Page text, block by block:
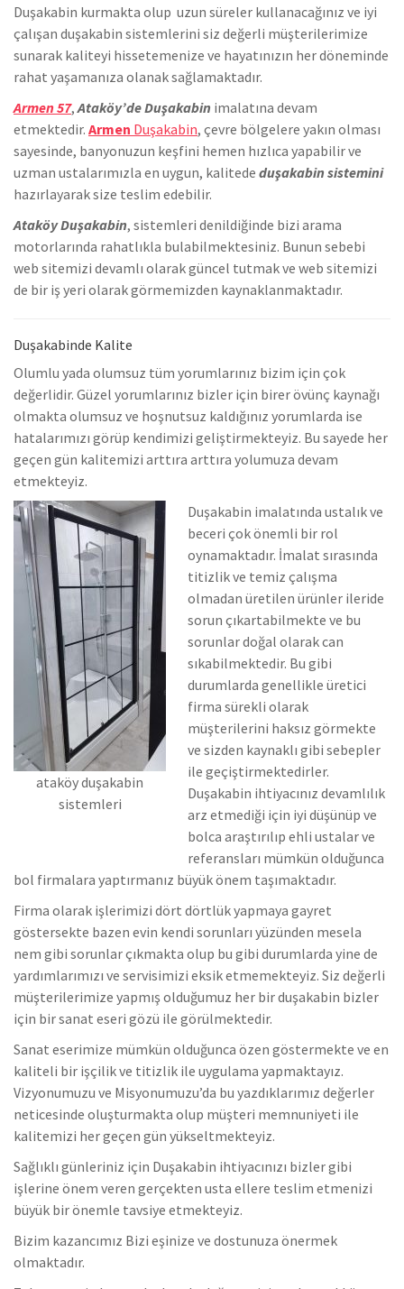
Duşakabin kurmakta olup uzun süreler kullanacağınız ve iyi
çalışan duşakabin sistemlerini siz değerli müşterilerimize
sunarak kaliteyi hissetemenize ve hayatınızın her döneminde
rahat yaşamanıza olanak sağlamaktadır.
Armen 57,Ataköy’deDuşakabin imalatına devam
etmektedir. Armen Duşakabin, çevre bölgelere yakın olması
sayesinde, banyonuzun keşfini hemen hızlıca yapabilir ve
uzman ustalarımızla en uygun, kalitede duşakabin sistemini
hazırlayarak size teslim edebilir.
Ataköy Duşakabin, sistemleri denildiğinde bizi arama
motorlarında rahatlıkla bulabilmektesiniz. Bunun sebebi
web sitemizi devamlı olarak güncel tutmak ve web sitemizi
de bir iş yeri olarak görmemizden kaynaklanmaktadır.
Duşakabinde Kalite
Olumlu yada olumsuz tüm yorumlarınız bizim için çok
değerlidir. Güzel yorumlarınız bizler için birer övünç kaynağı
olmakta olumsuz ve hoşnutsuz kaldığınız yorumlarda ise
hatalarımızı görüp kendimizi geliştirmekteyiz. Bu sayede her
geçen gün kalitemizi arttıra arttıra yolumuza devam
etmekteyiz.
ataköy duşakabin
sistemleri
Duşakabin imalatında ustalık ve
beceri çok önemli bir rol
oynamaktadır. İmalat sırasında
titizlik ve temiz çalışma
olmadan üretilen ürünler ileride
sorun çıkartabilmekte ve bu
sorunlar doğal olarak can
sıkabilmektedir. Bu gibi
durumlarda genellikle üretici
firma sürekli olarak
müşterilerini haksız görmekte
ve sizden kaynaklı gibi sebepler
ile geçiştirmektedirler.
Duşakabin ihtiyacınız devamlılık
arz etmediği için iyi düşünüp ve
bolca araştırılıp ehli ustalar ve
referansları mümkün olduğunca
bol firmalara yaptırmanız büyük önem taşımaktadır.
Firma olarak işlerimizi dört dörtlük yapmaya gayret
göstersekte bazen evin kendi sorunları yüzünden mesela
nem gibi sorunlar çıkmakta olup bu gibi durumlarda yine de
yardımlarımızı ve servisimizi eksik etmemekteyiz. Siz değerli
müşterilerimize yapmış olduğumuz her bir duşakabin bizler
için bir sanat eseri gözü ile görülmektedir.
Sanat eserimize mümkün olduğunca özen göstermekte ve en
kaliteli bir işçilik ve titizlik ile uygulama yapmaktayız.
Vizyonumuzu ve Misyonumuzu’da bu yazdıklarımız değerler
neticesinde oluşturmakta olup müşteri memnuniyeti ile
kalitemizi her geçen gün yükseltmekteyiz.
Sağlıklı günleriniz için Duşakabin ihtiyacınızı bizler gibi
işlerine önem veren gerçekten usta ellere teslim etmenizi
büyük bir önemle tavsiye etmekteyiz.
Bizim kazancımız Bizi eşinize ve dostunuza önermek
olmaktadır.